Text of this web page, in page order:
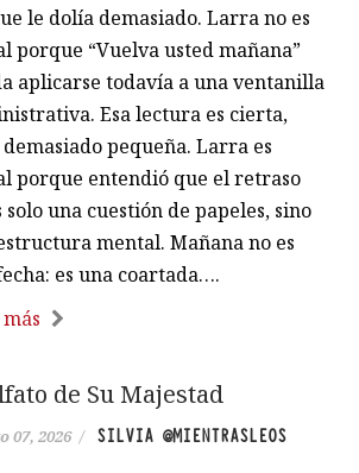
le dolía demasiado. Larra no es
porque “Vuelva usted mañana”
aplicarse todavía a una ventanilla
Esa lectura es cierta,
pequeña. Larra es
porque entendió que el retraso
solo una cuestión de papeles, sino
mental. Mañana no es
es una coartada….
de Su Majestad
07, 2026 / SILVIA @MIENTRASLEOS